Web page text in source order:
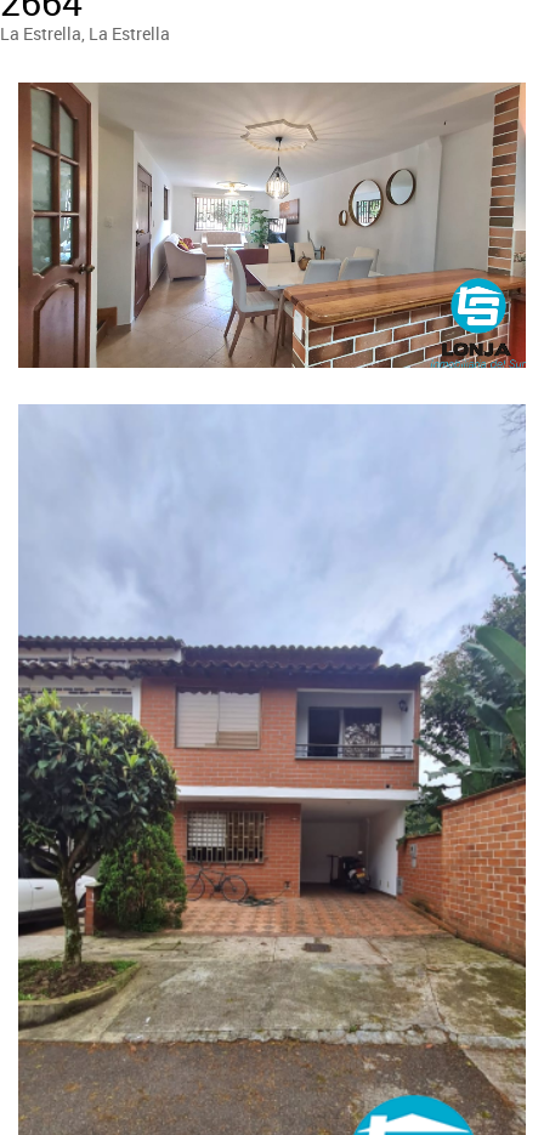
La Estrella, La Estrella